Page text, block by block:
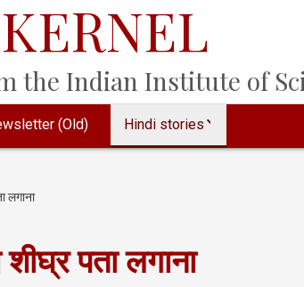
KERNEL
the Indian Institute of
(Old) Hindi stories
लगाना
शीघ्र पता लगाना